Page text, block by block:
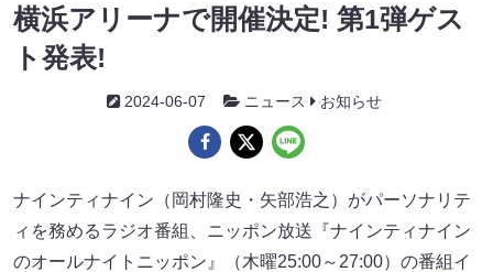
横浜アリーナで開催決定! 第1弾ゲス
ト発表!
2024-06-07 ニュース お知らせ
ナインティナイン（岡村隆史・矢部浩之）がパーソナリテ
ィを務めるラジオ番組、ニッポン放送『ナインティナイン
のオールナイトニッポン』（木曜25:00～27:00）の番組イ